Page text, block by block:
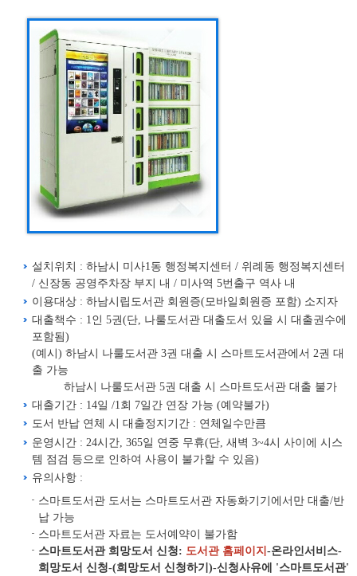
설치위치 : 하남시 미사1동 행정복지센터 / 위례동 행정복지센터
/ 신장동 공영주차장 부지 내 / 미사역 5번출구 역사 내
이용대상 : 하남시립도서관 회원증(모바일회원증 포함) 소지자
대출책수 : 1인 5권(단, 나룰도서관 대출도서 있을 시 대출권수에
포함됨)
(예시) 하남시 나룰도서관 3권 대출 시 스마트도서관에서 2권 대
출 가능
하남시 나룰도서관 5권 대출 시 스마트도서관 대출 불가
대출기간 : 14일 /1회 7일간 연장 가능 (예약불가)
도서 반납 연체 시 대출정지기간 : 연체일수만큼
운영시간 : 24시간, 365일 연중 무휴(단, 새벽 3~4시 사이에 시스
템 점검 등으로 인하여 사용이 불가할 수 있음)
유의사항 :
스마트도서관 도서는 스마트도서관 자동화기기에서만 대출/반
납 가능
스마트도서관 자료는 도서예약이 불가함
스마트도서관 희망도서 신청: 도서관 홈페이지-온라인서비스-
희망도서 신청-(희망도서 신청하기)-신청사유에 '스마트도서관'